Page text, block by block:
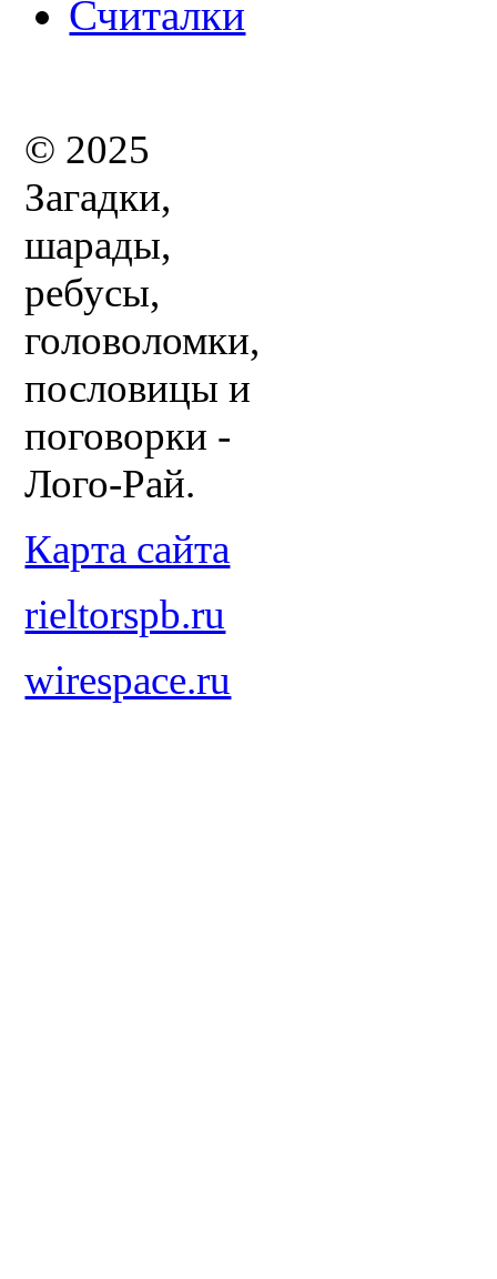
Считалки
© 2025
Загадки,
шарады,
ребусы,
головоломки,
пословицы и
поговорки -
Лого-Рай.
Карта сайта
rieltorspb.ru
wirespace.ru